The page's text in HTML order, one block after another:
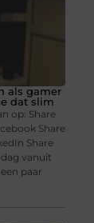
als gamer
dat slim
op: Share
Share
Share
vanuit
paar